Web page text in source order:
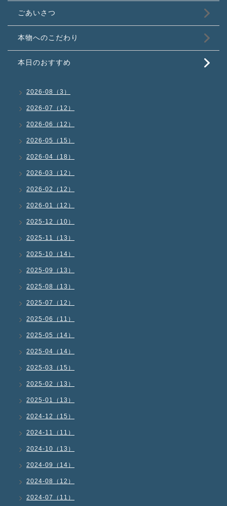
ごあいさつ
本物へのこだわり
本日のおすすめ
2026-08（3）
2026-07（12）
2026-06（12）
2026-05（15）
2026-04（18）
2026-03（12）
2026-02（12）
2026-01（12）
2025-12（10）
2025-11（13）
2025-10（14）
2025-09（13）
2025-08（13）
2025-07（12）
2025-06（11）
2025-05（14）
2025-04（14）
2025-03（15）
2025-02（13）
2025-01（13）
2024-12（15）
2024-11（11）
2024-10（13）
2024-09（14）
2024-08（12）
2024-07（11）